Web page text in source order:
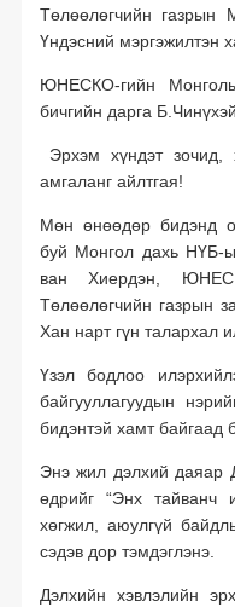
Мэдээлэх, мэдээлэл авах
Төсөвтэй холбоотой
Төлөөлөгчийн газрын
Үндэсний мэргэжилтэн
ЮНЕСКО-гийн
бичгийн дарга Б.Чинүхэй
Эрхэм хүндэт зочид,
амгаланг айлтгая!
Мөн өнөөдөр бидэнд
буй Монгол дахь НҮБ-
ван Хиердэн,
Төлөөлөгчийн газрын
Хан нарт гүн талархал
Үзэл бодлоо
байгууллагуудын
бидэнтэй хамт байгаад
Энэ жил дэлхий даяар
өдрийг “Энх тайванч
хөгжил, аюулгүй
сэдэв дор тэмдэглэнэ.
Дэлхийн хэвлэлийн